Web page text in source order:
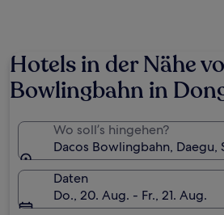
Hotels in der Nähe
Bowlingbahn in
Wo soll’s hingehen?
Dacos Bowlingbahn, Daegu,
Daten
Do., 20. Aug. - Fr., 21. Aug.